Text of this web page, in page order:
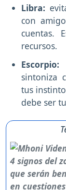
Libra:
con
cuentas.
recursos.
Escorpio:
sintoniza
tus
debe ser